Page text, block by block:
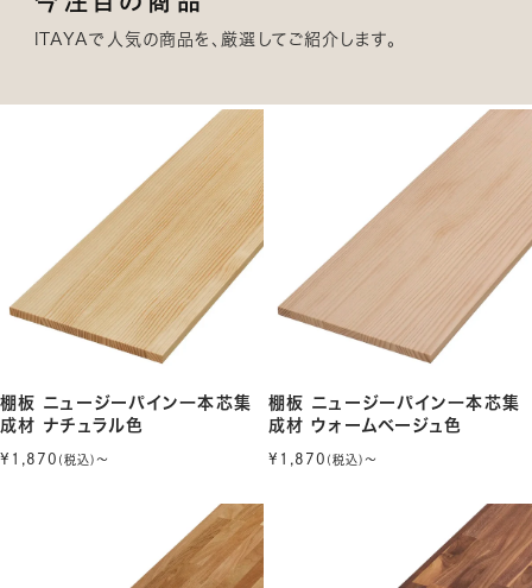
ITAYAで人気の商品を、厳選してご紹介します。
棚板 ニュージーパイン一本芯集
成材 ナチュラル色
¥1,870 (税込)〜
棚板 ニュージーパイン一本芯集
成材 ウォームベージュ色
¥1,870 (税込)〜